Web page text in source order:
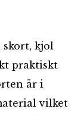
skort, kjol
praktiskt
är i
vilket